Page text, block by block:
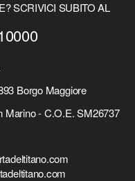
SCRIVICI SUBITO AL
Borgo Maggiore
Marino - C.O.E. SM26737